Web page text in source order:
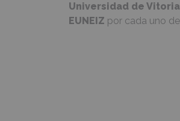
Universidad de
EUNEIZ por cada uno